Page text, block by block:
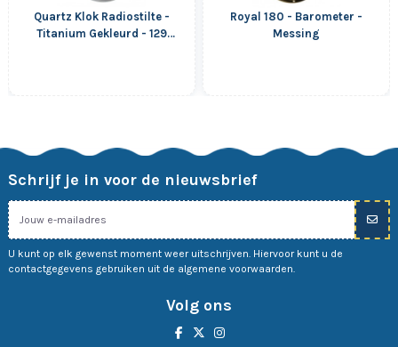
Quartz Klok Radiostilte -
Titanium Gekleurd - 129
Royal 180 - Barometer -
Messing
Schrijf je in voor de nieuwsbrief
U kunt op elk gewenst moment weer uitschrijven. Hiervoor kunt u de
contactgegevens gebruiken uit de algemene voorwaarden.
Volg ons